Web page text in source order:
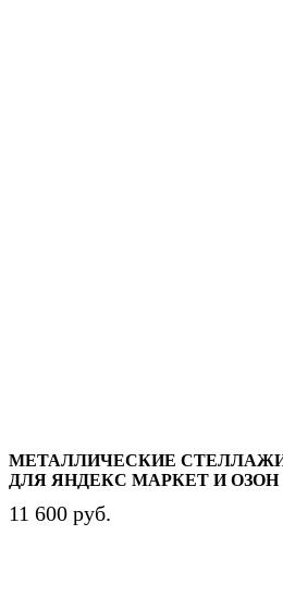
МЕТАЛЛИЧЕСКИЕ
ДЛЯ ЯНДЕКС МАРКЕТ И ОЗОН
11 600 руб.